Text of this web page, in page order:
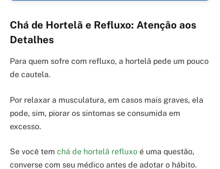
Chá de Hortelã e Refluxo: Atenção aos
Detalhes
Para quem sofre com refluxo, a hortelã pede um pouco
de cautela.
Por relaxar a musculatura, em casos mais graves, ela
pode, sim, piorar os sintomas se consumida em
excesso.
Se você tem chá de hortelã refluxo é uma questão,
converse com seu médico antes de adotar o hábito.